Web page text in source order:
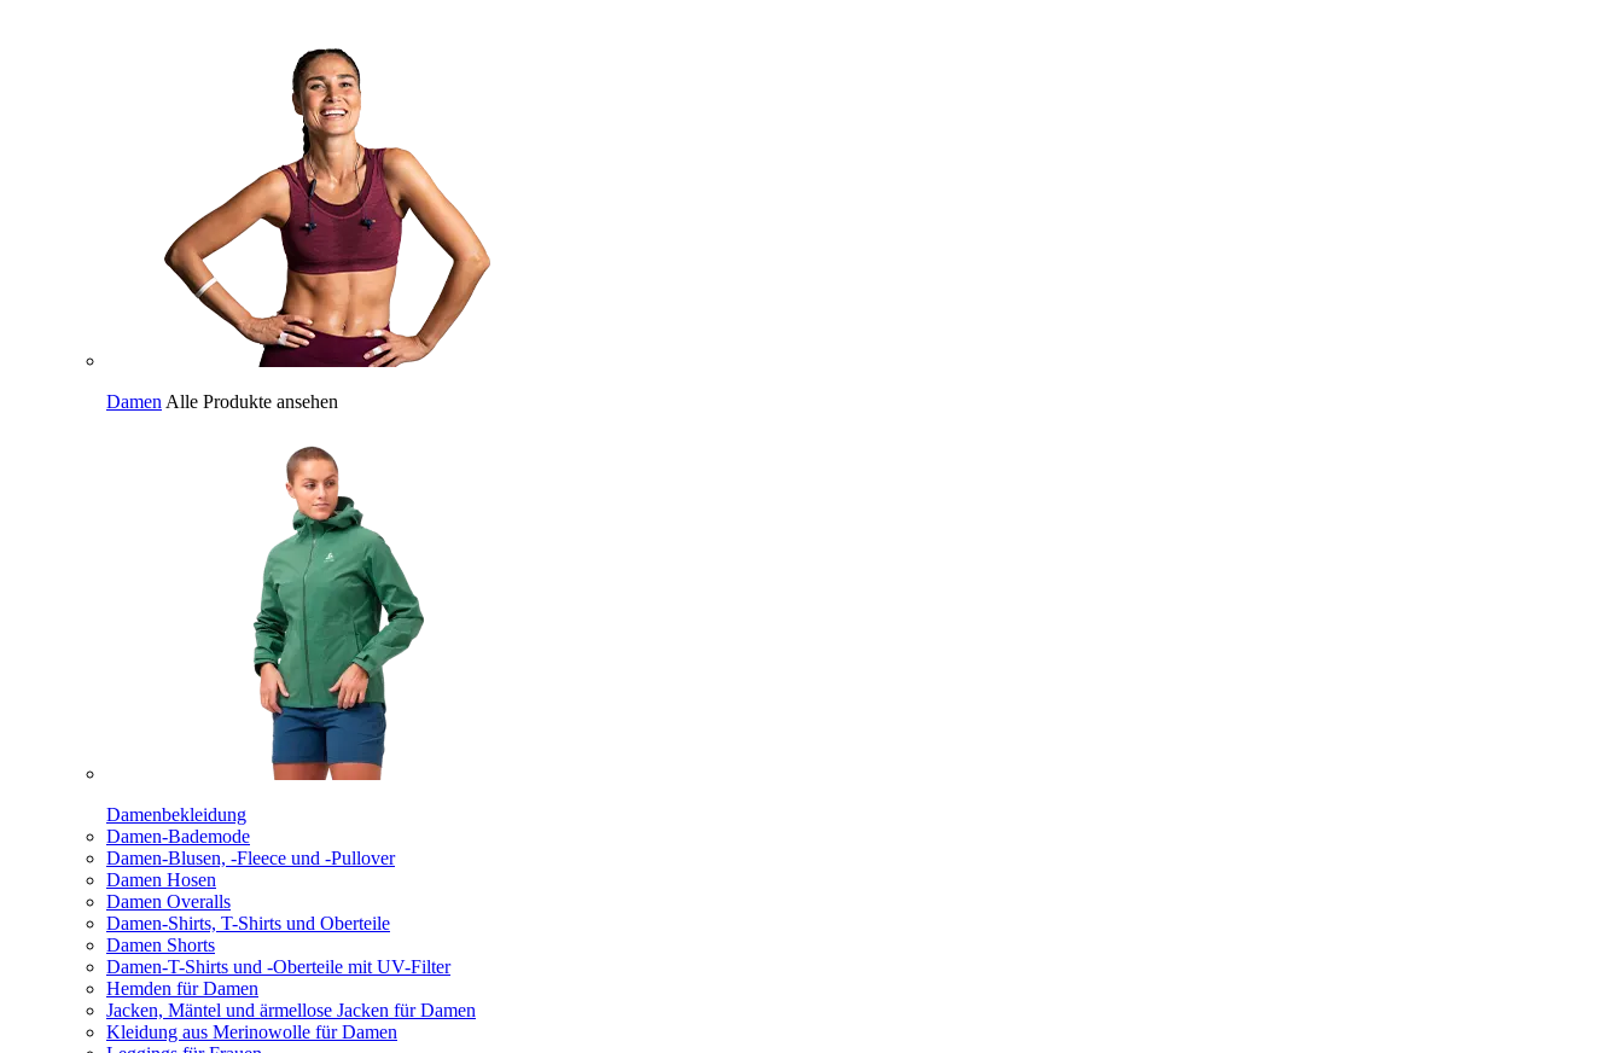
Damen Alle Produkte ansehen
Damenbekleidung
Damen-Bademode
Damen-Blusen, -Fleece und -Pullover
Damen Hosen
Damen Overalls
Damen-Shirts, T-Shirts und Oberteile
Damen Shorts
Damen-T-Shirts und -Oberteile mit UV-Filter
Hemden für Damen
Jacken, Mäntel und ärmellose Jacken für Damen
Kleidung aus Merinowolle für Damen